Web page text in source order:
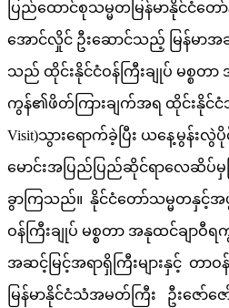
ပြည်ထောင်စုသမ္မတမြန်မာနိုင်ငံတေ
အောင်လှိုင် ဦးဆောင်သည့် မြန်မာ
သည် ထိုင်းနိုင်ငံဝန်ကြီးချုပ် မစ္စတာ
ကွန်၏ဖိတ်ကြားချက်အရ ထိုင်းနိုင်ငံသို့
Visit)သွားရောက်ခဲ့ပြီး ယနေ့မွန်းလွဲ
မောင်းအပြည်ပြည်ဆိုင်ရာလေဆိပ်
ခွာကြသည်။ နိုင်ငံတော်သမ္မတနှင့်အဖွဲ့
ဝန်ကြီးချုပ် မစ္စတာ အနုထင်ချာဝီ
အဆင့်မြင့်အရာရှိကြီးများနှင့် တာဝ
မြန်မာနိုင်ငံသံအမတ်ကြီး ဦးဇော်ဇော်